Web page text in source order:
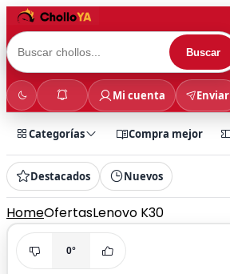
Buscar
Mi cuenta Enviar
Categorías Compra mejor
Destacados Nuevos
HomeOfertasLenovo K30
0°